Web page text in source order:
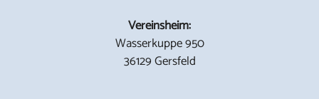
Vereinsheim:
Wasserkuppe 950
36129 Gersfeld